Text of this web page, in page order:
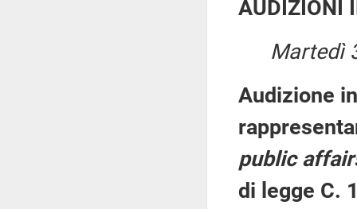
AUDIZIONI
Martedì
Audizione
public
di legge C.